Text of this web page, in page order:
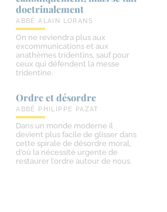
doctrinalement
ABBÉ ALAIN LORANS
On ne reviendra plus aux
excommunications et aux
anathèmes tridentins, sauf pour
ceux qui défendent la messe
tridentine.
Ordre et désordre
ABBÉ PHILIPPE PAZAT
Dans un monde moderne il
devient plus facile de glisser dans
cette spirale de désordre moral,
d’où la nécessité urgente de
restaurer l’ordre autour de nous.